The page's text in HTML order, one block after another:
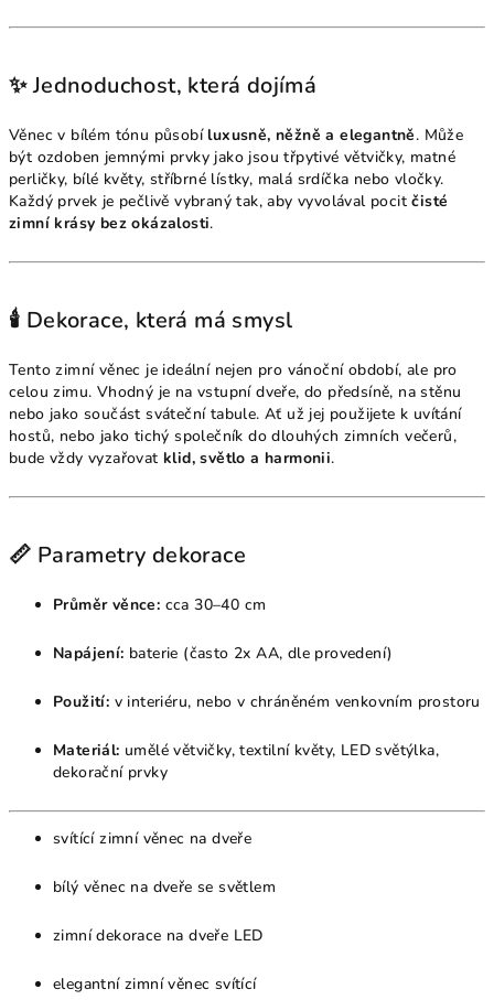
✨ Jednoduchost, která dojímá
Věnec v bílém tónu působí luxusně, něžně a elegantně. Může
být ozdoben jemnými prvky jako jsou třpytivé větvičky, matné
perličky, bílé květy, stříbrné lístky, malá srdíčka nebo vločky.
Každý prvek je pečlivě vybraný tak, aby vyvolával pocitčisté
zimní krásy bez okázalosti.
🕯️ Dekorace, která má smysl
Tento zimní věnec je ideální nejen pro vánoční období, ale pro
celou zimu. Vhodný je na vstupní dveře, do předsíně, na stěnu
nebo jako součást sváteční tabule. Ať už jej použijete k uvítání
hostů, nebo jako tichý společník do dlouhých zimních večerů,
bude vždy vyzařovat klid, světlo a harmonii.
📏 Parametry dekorace
Průměr věnce: cca 30–40 cm
Napájení: baterie (často 2x AA, dle provedení)
Použití: v interiéru, nebo v chráněném venkovním prostoru
Materiál: umělé větvičky, textilní květy, LED světýlka,
dekorační prvky
svítící zimní věnec na dveře
bílý věnec na dveře se světlem
zimní dekorace na dveře LED
elegantní zimní věnec svítící